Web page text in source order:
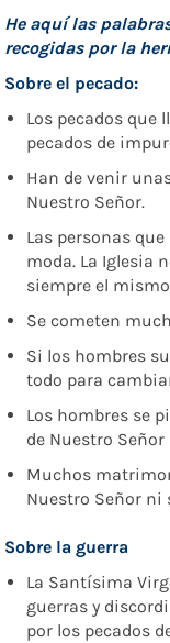
He aquí las
recogidas por la
Sobre el pecado:
Los pecados que
pecados de
Han de venir
Nuestro Señor.
Las personas
moda. La Iglesia
siempre el
Se cometen
Si los hombres
todo para
Los hombres se
de Nuestro
Muchos
Nuestro Señor ni
Sobre la guerra
La Santísima
guerras y
por los pecados